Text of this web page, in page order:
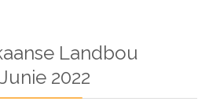
Landbou
2022